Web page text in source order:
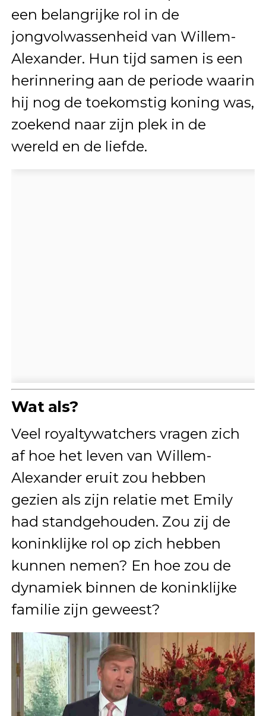
een belangrijke rol in de
jongvolwassenheid van Willem-
Alexander. Hun tijd samen is een
herinnering aan de periode waarin
hij nog de toekomstig koning was,
zoekend naar zijn plek in de
wereld en de liefde.
Wat als?
Veel royaltywatchers vragen zich
af hoe het leven van Willem-
Alexander eruit zou hebben
gezien als zijn relatie met Emily
had standgehouden. Zou zij de
koninklijke rol op zich hebben
kunnen nemen? En hoe zou de
dynamiek binnen de koninklijke
familie zijn geweest?